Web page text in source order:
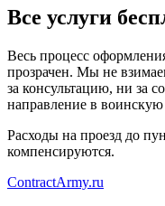
Все услуги
Весь процесс
прозрачен. Мы не
за консультацию, ни за
направление в воинскую
Расходы на проезд до
компенсируются.
ContractArmy.ru